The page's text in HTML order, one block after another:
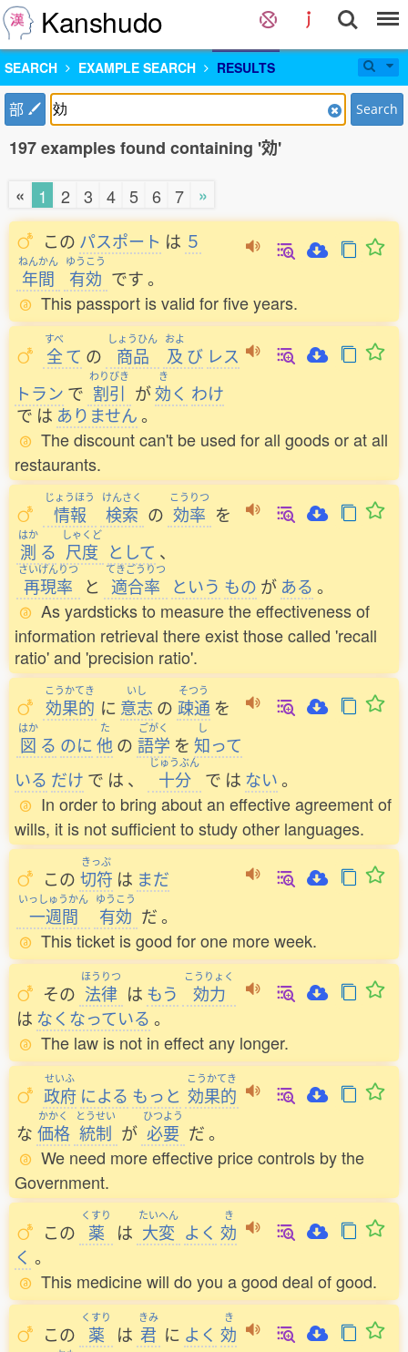
Kanshudo
SEARCH EXAMPLE SEARCH RESULTS
部 Search
197 examples found containing '効'
« 1 2 3 4 5 6 7
»
この パスポート は ５
ねんかん
年間
ゆうこう
有効 です。
This passport is valid for five years.
すべ
全て の
しょうひん
商品
およ
及 び レス
トラン で
わりびき
割引 が
き
効く わけ
で は ありません。
The discount can't be used for all goods or at all
restaurants.
じょうほう
情報
けんさく
検索 の
こうりつ
効率 を
はか
測 る
しゃくど
尺度 として 、
さいげんりつ
再現率 と
てきごうりつ
適合率 という もの が ある 。
As yardsticks to measure the effectiveness of
information retrieval there exist those called 'recall
ratio' and 'precision ratio'.
こうかてき
効果的 に
いし
意志 の
そつう
疎通 を
はか
図 る のに
た
他の
ごがく
語学 を
し
知って
いる だけ で は 、
じゅうぶん
十分 で は ない。
In order to bring about an effective agreement of
wills, it is not sufficient to study other languages.
この
きっぷ
切符 は まだ
いっしゅうかん
一週間
ゆうこう
有効 だ。
This ticket is good for one more week.
その
ほうりつ
法律 は もう
こうりょく
効力
は なくなっている 。
The law is not in effect any longer.
せいふ
政府 による もっと
こうかてき
効果的
な
かかく
価格
とうせい
統制 が
ひつよう
必要 だ。
We need more effective price controls by the
Government.
この
くすり
薬 は
たいへん
大変 よく
き
効
く 。
This medicine will do you a good deal of good.
この
くすり
薬 は
きみ
君 に よく
き
効